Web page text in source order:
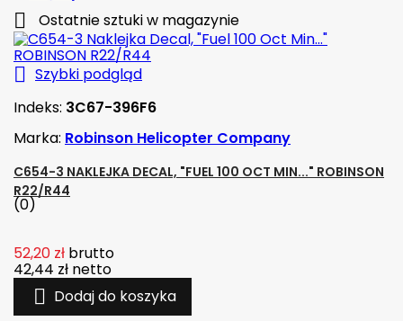
 Ostatnie sztuki w magazynie
 Szybki podgląd
Indeks: 3C67-396F6
Marka: Robinson Helicopter Company
C654-3 NAKLEJKA DECAL, "FUEL 100 OCT MIN..." ROBINSON
R22/R44
(0)
52,20 zł brutto
42,44 zł netto
 Dodaj do koszyka